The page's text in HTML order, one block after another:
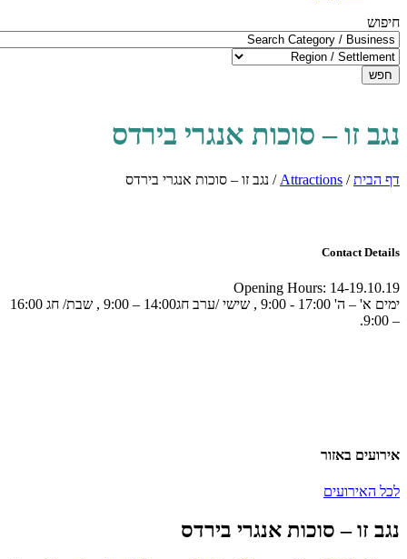
חיפוש
חפש
נגב זו – סוכות אנגרי בירדס
דף הבית/
Attractions
/ נגב זו – סוכות אנגרי בירדס
Contact Details
Opening Hours: 14-19.10.19
ימים א' – ה' 17:00 - 9:00 , שישי /ערב חג14:00 – 9:00 , שבת/ חג 16:00
– 9:00.
אירועים באזור
לכל האירועים
נגב זו – סוכות אנגרי בירדס